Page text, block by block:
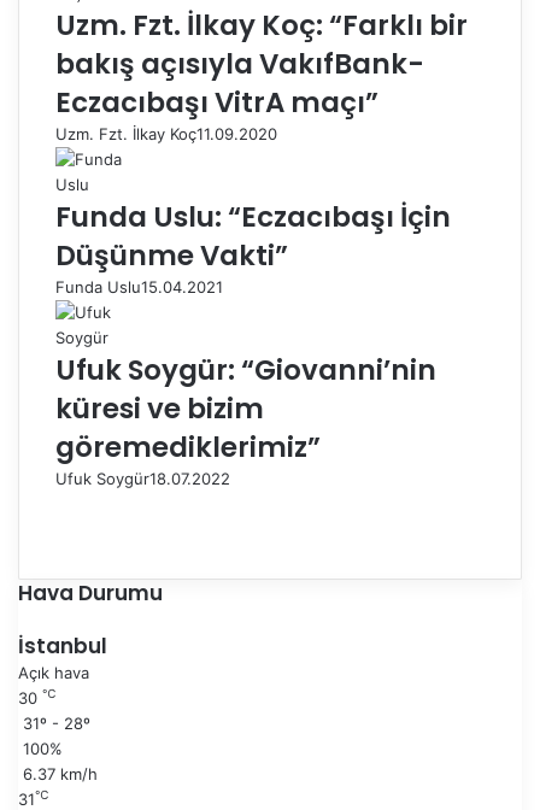
Uzm. Fzt. İlkay Koç: “Farklı bir
bakış açısıyla VakıfBank-
Eczacıbaşı VitrA maçı”
Uzm. Fzt. İlkay Koç11.09.2020
Funda Uslu: “Eczacıbaşı İçin
Düşünme Vakti”
Funda Uslu15.04.2021
Ufuk Soygür: “Giovanni’nin
küresi ve bizim
göremediklerimiz”
Ufuk Soygür18.07.2022
e
k
s
a
a
n
k
i
y
Hava Durumu
İstanbul
Açık hava
30 ℃
31º - 28º
100%
6.37 km/h
31℃